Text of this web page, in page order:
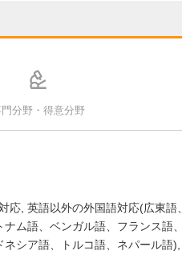
分野・得意分野
応 英語以外の外国語対応(広東
ム語、ベンガル語、フランス語
シア語、トルコ語、ネパール語)